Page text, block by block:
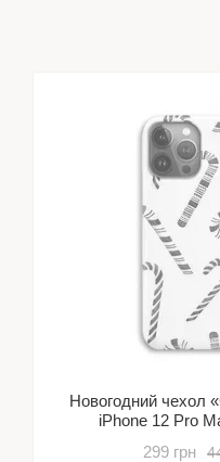
Новогодний чехол
iPhone 12 Pro
299 грн